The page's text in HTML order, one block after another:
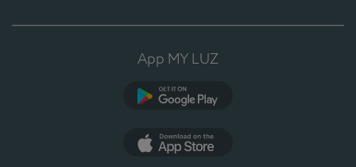
App MY LUZ